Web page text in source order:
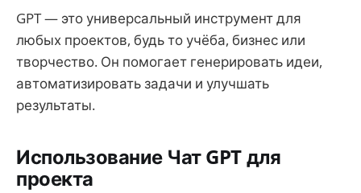
GPT — это универсальный инструмент для
любых проектов, будь то учёба, бизнес или
творчество. Он помогает генерировать идеи,
автоматизировать задачи и улучшать
результаты.
Использование Чат GPT для
проекта